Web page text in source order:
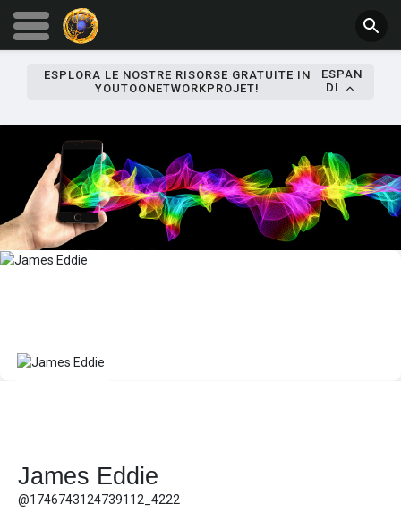
ESPLORA LE NOSTRE RISORSE GRATUITE IN
YOUTOONETWORKPROJET!
ESPAN
DI
James Eddie
@1746743124739112_4222